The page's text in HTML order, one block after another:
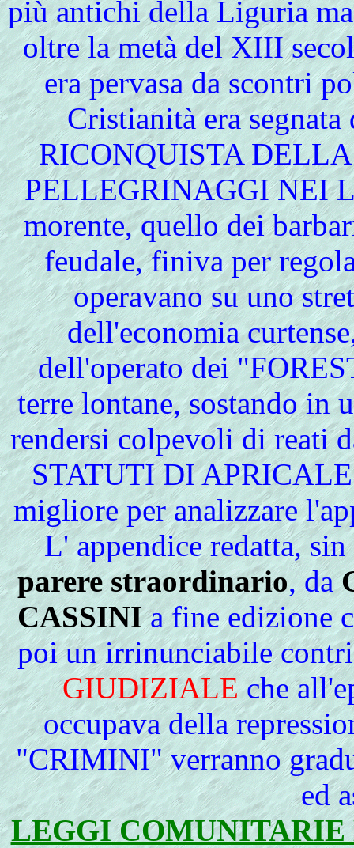
più antichi della Liguria
oltre la metà del XIII
era pervasa da scontri
Cristianità era
RICONQUISTA
PELLEGRINAGGI NEI
morente, quello dei
feudale, finiva per
operavano su uno
dell'economia
dell'operato dei
terre lontane, sostando in
rendersi colpevoli di reati
STATUTI DI APRICALE
migliore per analizzare
L' appendice redatta,
parere straordinario, da
CASSINIa fine edizione
poi un irrinunciabile
GIUDIZIALEche
occupava della
"CRIMINI" verranno
ed
LEGGI COMUNITARIE